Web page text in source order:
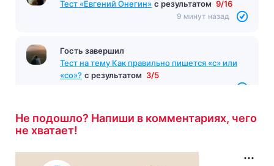
Тест «Евгений Онегин» с результатом 9/16
9 минут назад
Гость завершил
Тест на тему Как правильно пишется «с» или
«со»?
с результатом 3/5
Не подошло? Напиши в комментариях, чего
не хватает!